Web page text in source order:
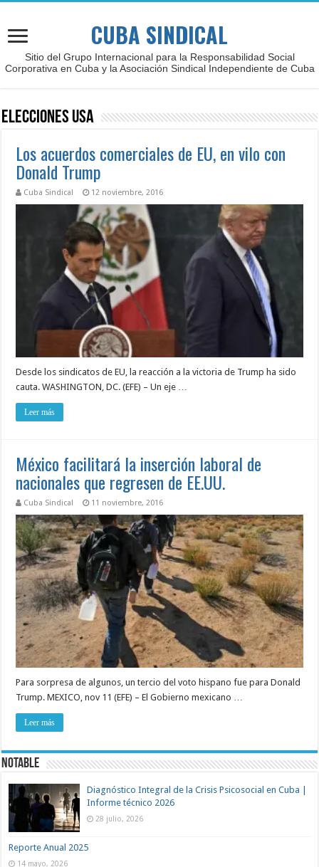
CUBA SINDICAL
Sitio del Grupo Internacional para la Responsabilidad Social
Corporativa en Cuba y la Asociación Sindical Independiente de Cuba
Elecciones USA
Los acuerdos comerciales de EU, en vilo con
Donald Trump
Cuba Sindical 12 noviembre, 2016
Desde los sindicatos de EU, la reacción a la victoria de Trump ha sido
cauta. WASHINGTON, DC. (EFE) – Un eje …
Leer más
México facilitará la inserción laboral de
nacionales que regresen de EE.UU.
Cuba Sindical 11 noviembre, 2016
Para sorpresa de algunos, un tercio del voto hispano fue para Donald
Trump. MEXICO, nov 11 (EFE) – El Gobierno mexicano …
Leer más
NOTABLE
Diagnóstico Integral de la Crisis Psicosocial en Cuba |
Informe técnico 2026
28 julio, 2026
Reporte Anual 2025
14 mayo, 2026